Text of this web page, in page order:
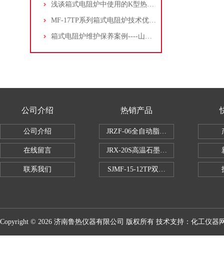
浅谈箱式电阻炉中使用的K型热电偶
MF-17TP系列箱式电阻炉技术优势分析
箱式电阻炉维护保养案例----山东中医药研究院SX2-4-13G
公司介绍
公司介绍
在线留言
联系我们
热销产品
JRZF-06全自动脂肪测定仪
JRX-20S高温石墨消煮炉
SJMF-15-12TP双托盘自动升降炉
Copyright © 2026 济南鲁热仪器有限公司 版权所有 技术支持： 化工仪器